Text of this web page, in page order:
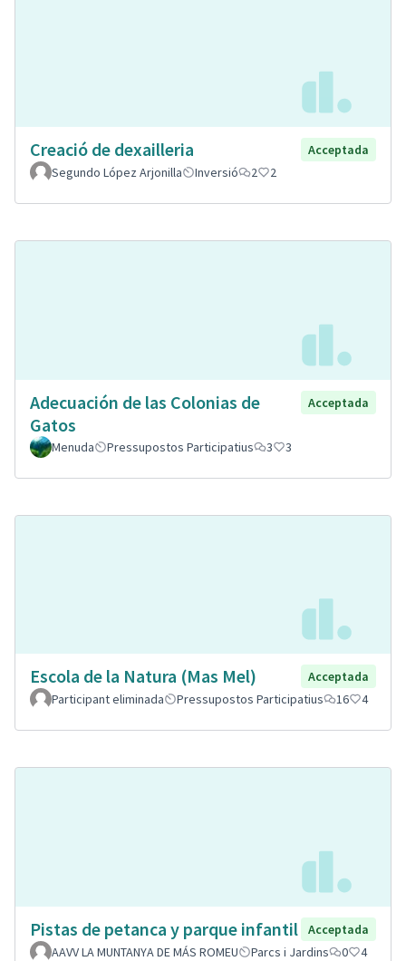
Creació de dexailleria
Acceptada
Segundo López Arjonilla
Inversió 2 2
Adecuación de las Colonias de
Gatos
Acceptada
Menuda Pressupostos Participatius 3 3
Escola de la Natura (Mas Mel)
Acceptada
Participant eliminada
Pressupostos Participatius 16 4
Pistas de petanca y parque infantil
Acceptada
AAVV LA MUNTANYA DE MÁS ROMEU
Parcs i Jardins 0 4